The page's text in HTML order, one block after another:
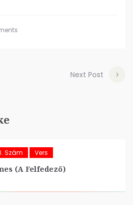
Next Post
Szám Vers
(A Felfedező)